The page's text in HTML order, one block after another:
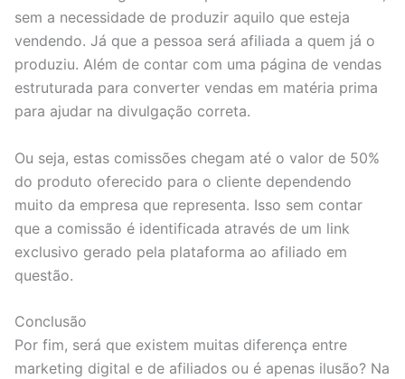
sem a necessidade de produzir aquilo que esteja
vendendo. Já que a pessoa será afiliada a quem já o
produziu. Além de contar com uma página de vendas
estruturada para converter vendas em matéria prima
para ajudar na divulgação correta.
Ou seja, estas comissões chegam até o valor de 50%
do produto oferecido para o cliente dependendo
muito da empresa que representa. Isso sem contar
que a comissão é identificada através de um link
exclusivo gerado pela plataforma ao afiliado em
questão.
Conclusão
Por fim, será que existem muitas diferença entre
marketing digital e de afiliados ou é apenas ilusão? Na